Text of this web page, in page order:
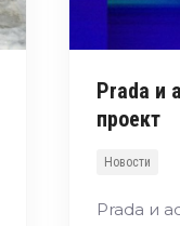
Prada и
проект
Новости
Prada и